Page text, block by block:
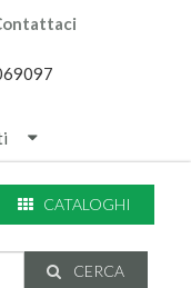
CATALOGHI
CERCA